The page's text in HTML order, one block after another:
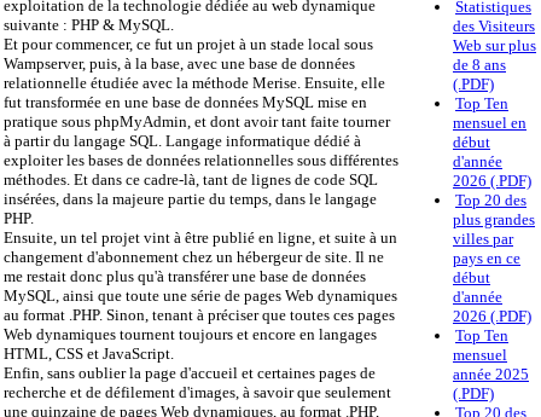
exploitation de la technologie dédiée au web dynamique
suivante : PHP & MySQL.
Et pour commencer, ce fut un projet à un stade local sous
Wampserver, puis, à la base, avec une base de données
relationnelle étudiée avec la méthode Merise. Ensuite, elle
fut transformée en une base de données MySQL mise en
pratique sous phpMyAdmin, et dont avoir tant faite tourner
à partir du langage SQL. Langage informatique dédié à
exploiter les bases de données relationnelles sous différentes
méthodes. Et dans ce cadre-là, tant de lignes de code SQL
insérées, dans la majeure partie du temps, dans le langage
PHP.
Ensuite, un tel projet vint à être publié en ligne, et suite à un
changement d'abonnement chez un hébergeur de site. Il ne
me restait donc plus qu'à transférer une base de données
MySQL, ainsi que toute une série de pages Web dynamiques
au format .PHP. Sinon, tenant à préciser que toutes ces pages
Web dynamiques tournent toujours et encore en langages
HTML, CSS et JavaScript.
Enfin, sans oublier la page d'accueil et certaines pages de
recherche et de défilement d'images, à savoir que seulement
une quinzaine de pages Web dynamiques, au format .PHP,
Statistiques
des Visiteurs
Web sur plus
de 8 ans
(.PDF)
Top Ten
mensuel en
début
d'année
2026 (.PDF)
Top 20 des
plus grandes
villes par
pays en ce
début
d'année
2026 (.PDF)
Top Ten
mensuel
année 2025
(.PDF)
Top 20 des